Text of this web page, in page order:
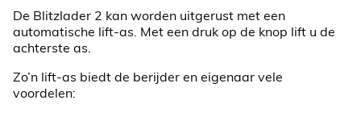
De Blitzlader 2 kan worden uitgerust met een
automatische lift-as. Met een druk op de knop lift u de
achterste as.
Zo’n lift-as biedt de berijder en eigenaar vele
voordelen: